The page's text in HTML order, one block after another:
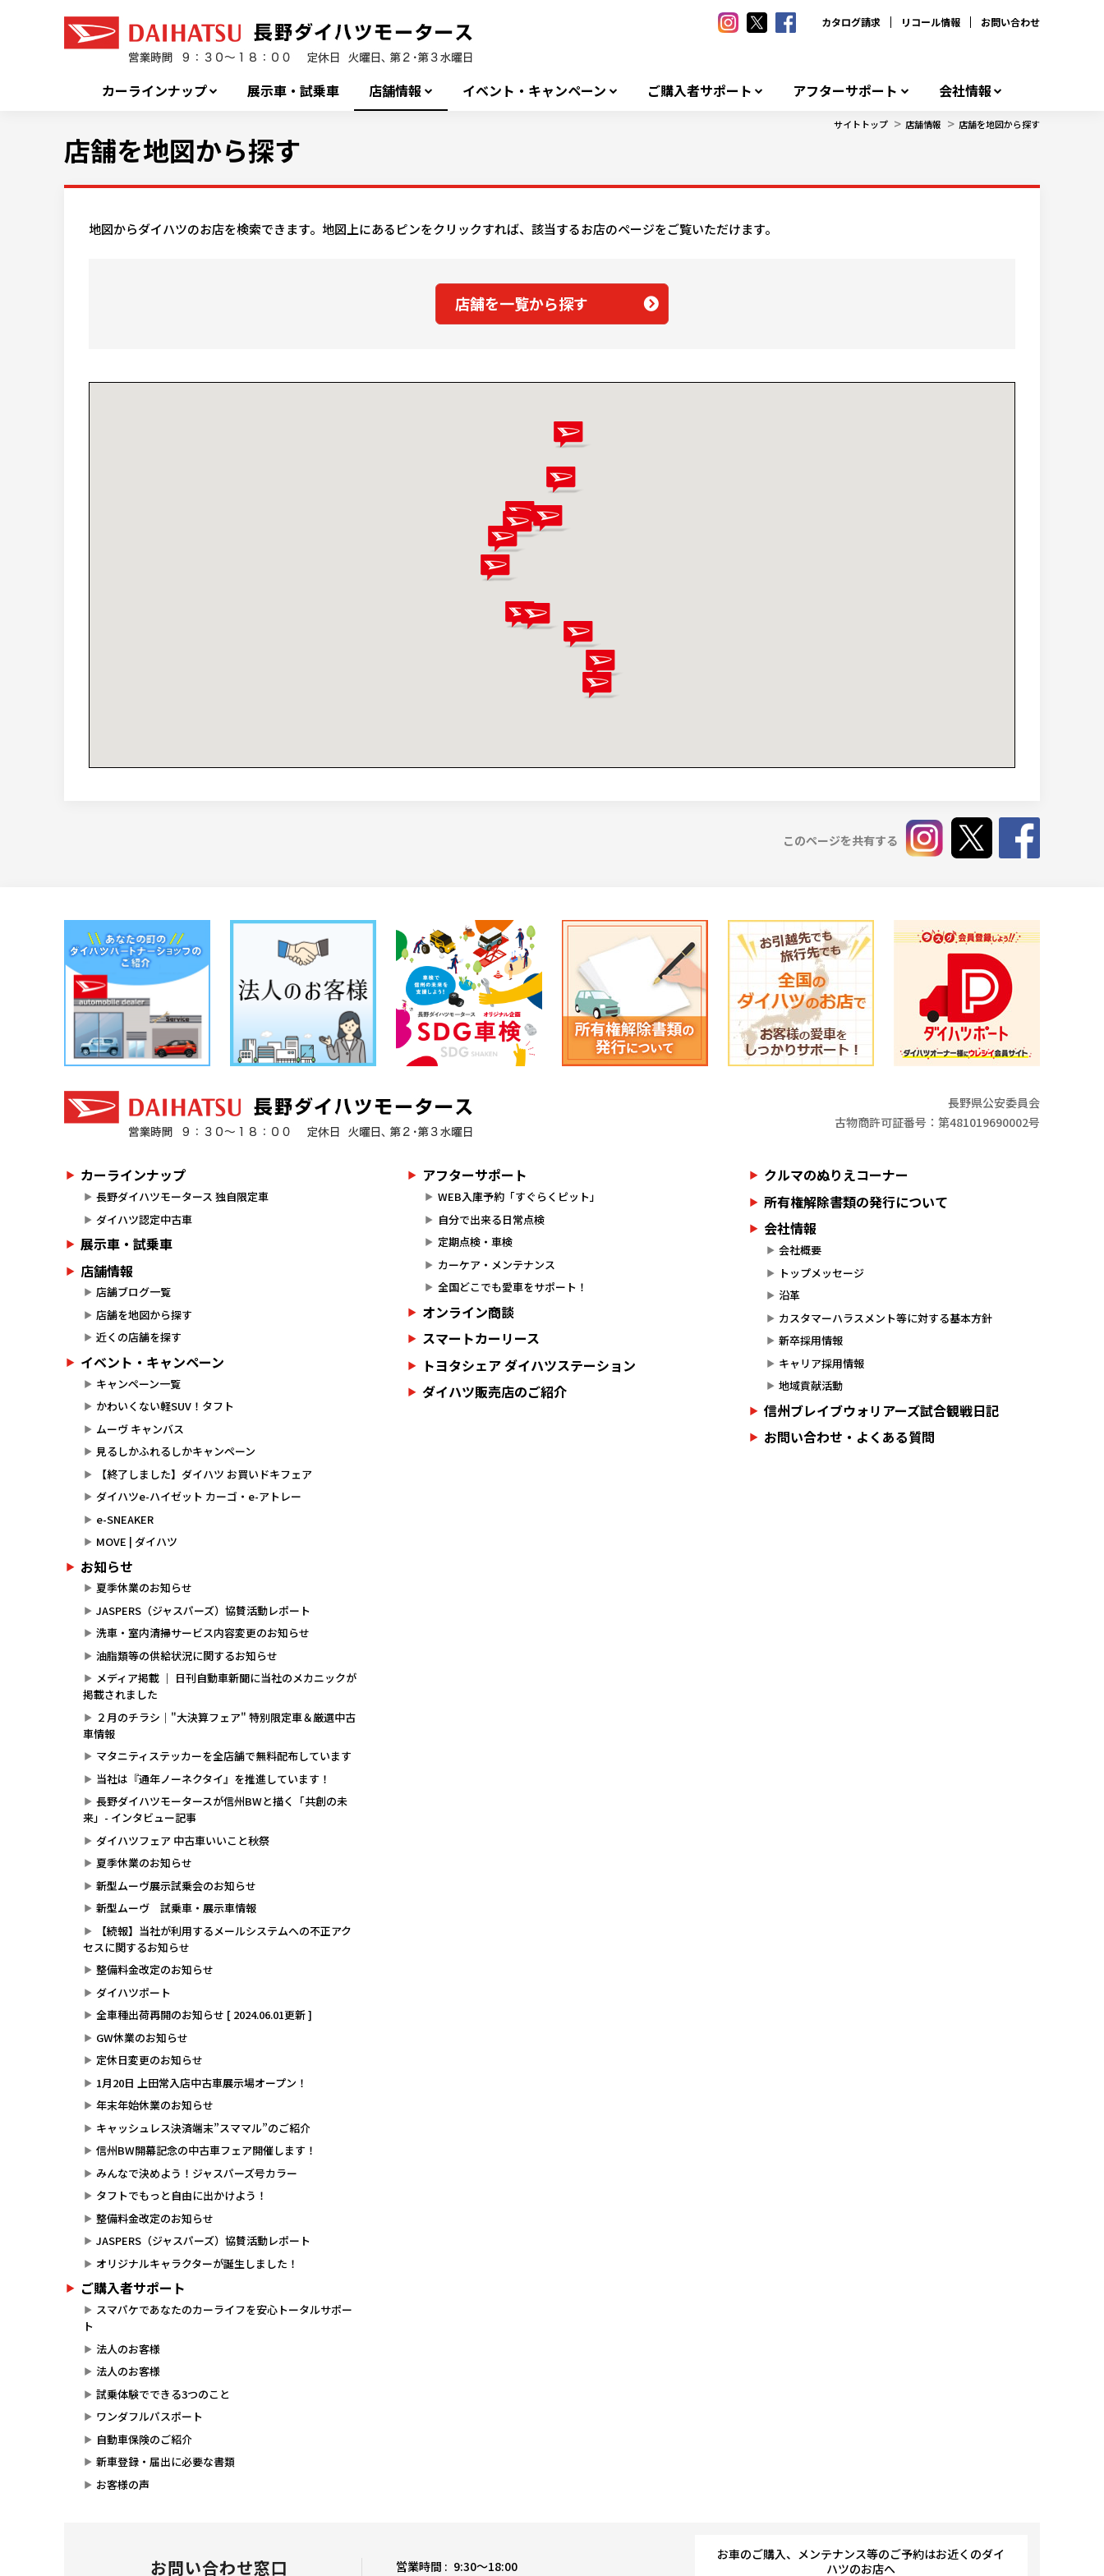
カタログ請求 リコール情報 お問い合わせ
カーラインナップ 展示車・試乗車 店舗情報 イベント・キャンペーン ご購入者サポート アフターサポート 会社情報
サイトトップ > 店舗情報 > 店舗を地図から探す
店舗を地図から探す
地図からダイハツのお店を検索できます。地図上にあるピンをクリックすれば、該当するお店のページをご覧いただけます。
店舗を一覧から探す
このページを共有する
長野県公安委員会
古物商許可証番号：第481019690002号
カーラインナップ
長野ダイハツモータース 独自限定車
ダイハツ認定中古車
展示車・試乗車
店舗情報
店舗ブログ一覧
店舗を地図から探す
近くの店舗を探す
イベント・キャンペーン
キャンペーン一覧
かわいくない軽SUV！タフト
ムーヴ キャンバス
見るしかふれるしかキャンペーン
【終了しました】ダイハツ お買いドキフェア
ダイハツe-ハイゼット カーゴ・e-アトレー
e-SNEAKER
MOVE | ダイハツ
お知らせ
夏季休業のお知らせ
JASPERS（ジャスパーズ）協賛活動レポート
洗車・室内清掃サービス内容変更のお知らせ
油脂類等の供給状況に関するお知らせ
メディア掲載 ｜ 日刊自動車新聞に当社のメカニックが
掲載されました
２月のチラシ｜"大決算フェア" 特別限定車＆厳選中古
車情報
マタニティステッカーを全店舗で無料配布しています
当社は『通年ノーネクタイ』を推進しています！
長野ダイハツモータースが信州BWと描く「共創の未
来」- インタビュー記事
ダイハツフェア 中古車いいこと秋祭
夏季休業のお知らせ
新型ムーヴ展示試乗会のお知らせ
新型ムーヴ 試乗車・展示車情報
【続報】当社が利用するメールシステムへの不正アク
セスに関するお知らせ
整備料金改定のお知らせ
ダイハツポート
全車種出荷再開のお知らせ [ 2024.06.01更新 ]
GW休業のお知らせ
定休日変更のお知らせ
1月20日 上田常入店中古車展示場オープン！
年末年始休業のお知らせ
キャッシュレス決済端末”スママル”のご紹介
信州BW開幕記念の中古車フェア開催します！
みんなで決めよう！ジャスパーズ号カラー
タフトでもっと自由に出かけよう！
整備料金改定のお知らせ
JASPERS（ジャスパーズ）協賛活動レポート
オリジナルキャラクターが誕生しました！
ご購入者サポート
スマパケであなたのカーライフを安心トータルサポー
ト
法人のお客様
法人のお客様
試乗体験でできる3つのこと
ワンダフルパスポート
自動車保険のご紹介
新車登録・届出に必要な書類
お客様の声
アフターサポート
WEB入庫予約「すぐらくピット」
自分で出来る日常点検
定期点検・車検
カーケア・メンテナンス
全国どこでも愛車をサポート！
オンライン商談
スマートカーリース
トヨタシェア ダイハツステーション
ダイハツ販売店のご紹介
クルマのぬりえコーナー
所有権解除書類の発行について
会社情報
会社概要
トップメッセージ
沿革
カスタマーハラスメント等に対する基本方針
新卒採用情報
キャリア採用情報
地域貢献活動
信州ブレイブウォリアーズ試合観戦日記
お問い合わせ・よくある質問
お問い合わせ窓口 営業時間 : 9:30〜18:00
お車のご購入、メンテナンス等のご予約はお近くのダイ
ハツのお店へ